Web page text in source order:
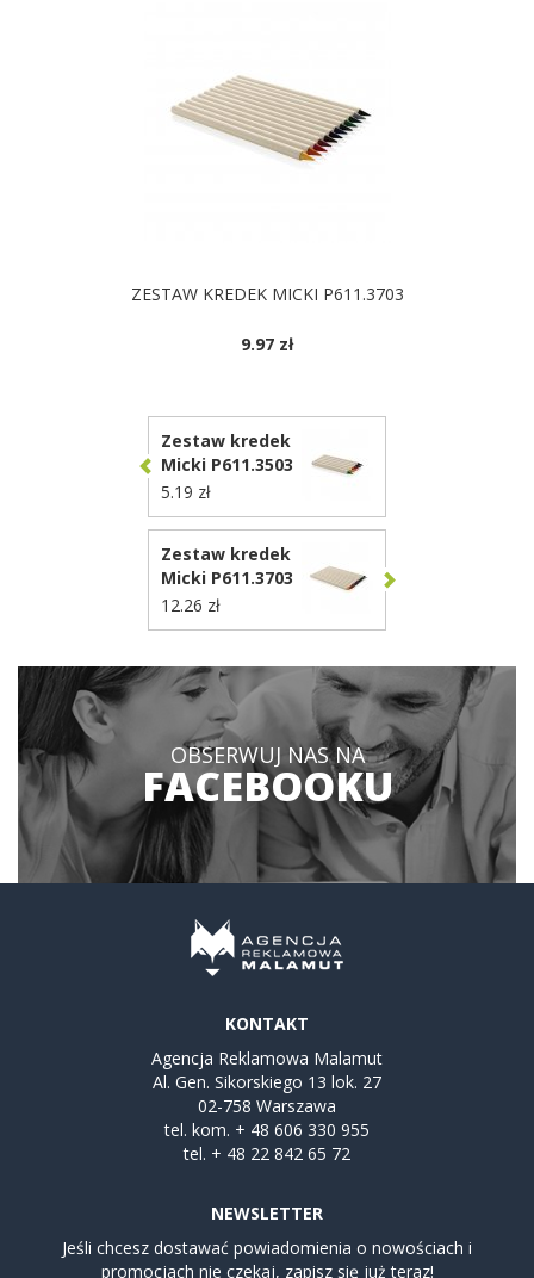
ZESTAW KREDEK MICKI P611.3703
9.97 zł
Zestaw kredek
Micki P611.3503
5.19 zł
Zestaw kredek
Micki P611.3703
12.26 zł
OBSERWUJ NAS NA
FACEBOOKU
KONTAKT
Agencja Reklamowa Malamut
Al. Gen. Sikorskiego 13 lok. 27
02-758 Warszawa
tel. kom. + 48 606 330 955
tel. + 48 22 842 65 72
NEWSLETTER
Jeśli chcesz dostawać powiadomienia o nowościach i
promocjach nie czekaj, zapisz się już teraz!